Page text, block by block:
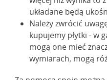
układane będą
Należy zwrócić
kupujemy płytki - w
mogą one mieć
wymiarach, mogą